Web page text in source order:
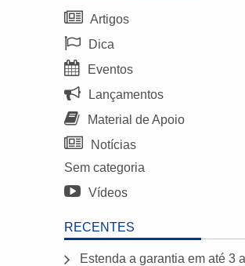
Artigos
Dica
Eventos
Lançamentos
Material de Apoio
Notícias
Sem categoria
Vídeos
RECENTES
Estenda a garantia em até 3